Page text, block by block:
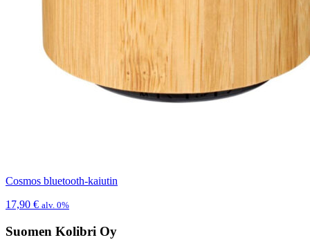
Cosmos bluetooth-kaiutin
17,90 € alv. 0%
Suomen Kolibri Oy